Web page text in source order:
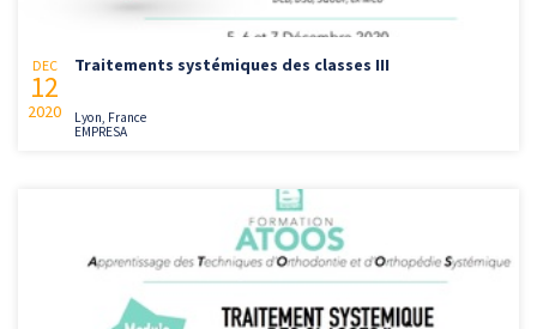
DEC
12
2020
Traitements systémiques des classes III
Lyon, France
EMPRESA